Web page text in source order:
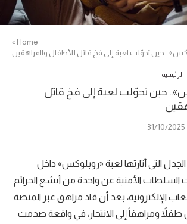
Home
»
حين تحوّلت لعبة إلى فخ قاتل للأطفال والمراهقين
الرئيسية
حين تحوّلت لعبة إلى فخ قاتل
31/10/2025
التي أثارتها لعبة «روبلوكس» داخل
السلطات الأمنية عن واحدة من أبشع الجرائم
الإلكترونية، بعد أن قاد مراهق عبر المنصة
طفلاً ومراهقاً إلى الانتحار، في واقعة صدمت